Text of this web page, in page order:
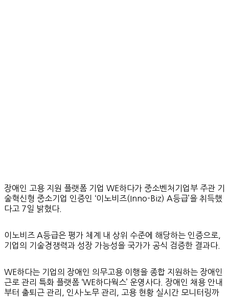
장애인 고용 지원 플랫폼 기업 WE하다가 중소벤처기업부 주관 기
술혁신형 중소기업 인증인 ‘이노비즈(Inno-Biz) A등급’을 취득했
다고 7일 밝혔다.
이노비즈 A등급은 평가 체계 내 상위 수준에 해당하는 인증으로,
기업의 기술경쟁력과 성장 가능성을 국가가 공식 검증한 결과다.
WE하다는 기업의 장애인 의무고용 이행을 종합 지원하는 장애인
근로 관리 특화 플랫폼 ‘WE하다웍스’ 운영사다. 장애인 채용 안내
부터 출퇴근 관리, 인사·노무 관리, 고용 현황 실시간 모니터링까